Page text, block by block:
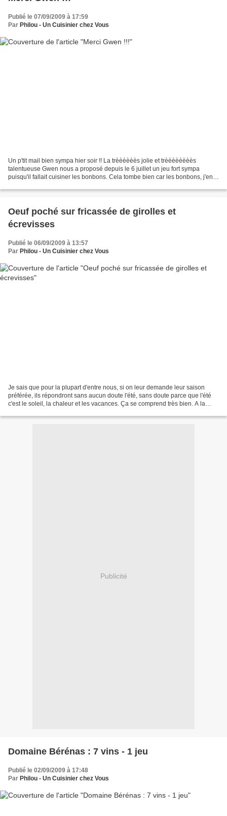
Publié le 07/09/2009 à 17:59
Par Philou - Un Cuisinier chez Vous
Un p'tit mail bien sympa hier soir !! La trèèèèèès jolie et trèèèèèèèès
talentueuse Gwen nous a proposé depuis le 6 juillet un jeu fort sympa
puisqu'il fallait cuisiner les bonbons. Cela tombe bien car les bonbons, j'en
Oeuf poché sur fricassée de girolles et
écrevisses
Publié le 06/09/2009 à 13:57
Par Philou - Un Cuisinier chez Vous
Je sais que pour la plupart d'entre nous, si on leur demande leur saison
préférée, ils répondront sans aucun doute l'été, sans doute parce que l'été
c'est le soleil, la chaleur et les vacances. Ça se comprend très bien. A la
Publicité
Domaine Bérénas : 7 vins - 1 jeu
Publié le 02/09/2009 à 17:48
Par Philou - Un Cuisinier chez Vous